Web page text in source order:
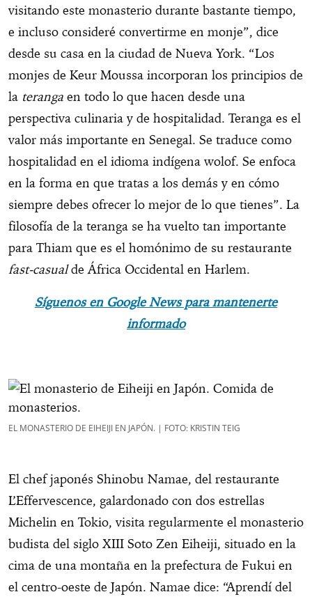
visitando este monasterio durante bastante tiempo,
e incluso consideré convertirme en monje”, dice
desde su casa en la ciudad de Nueva York. “Los
monjes de Keur Moussa incorporan los principios de
la teranga en todo lo que hacen desde una
perspectiva culinaria y de hospitalidad. Teranga es el
valor más importante en Senegal. Se traduce como
hospitalidad en el idioma indígena wolof. Se enfoca
en la forma en que tratas a los demás y en cómo
siempre debes ofrecer lo mejor de lo que tienes”. La
filosofía de la teranga se ha vuelto tan importante
para Thiam que es el homónimo de su restaurante
fast-casualde África Occidental en Harlem.
Síguenos en Google News para mantenerte
informado
EL MONASTERIO DE EIHEIJI EN JAPÓN. | FOTO: KRISTIN TEIG
El chef japonés Shinobu Namae, del restaurante
L’Effervescence, galardonado con dos estrellas
Michelin en Tokio, visita regularmente el monasterio
budista del siglo XIII Soto Zen Eiheiji, situado en la
cima de una montaña en la prefectura de Fukui en
el centro-oeste de Japón. Namae dice: “Aprendí del